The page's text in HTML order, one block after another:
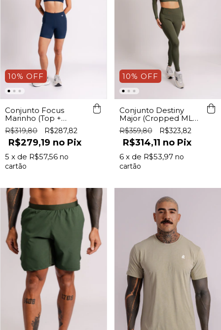
10% OFF
Conjunto Focus
Marinho (Top +
Shorts)
R$319,80 R$287,82
R$279,19 Pix
5 x de R$57,56
10% OFF
Conjunto Destiny
Major (Cropped ML+
Legging c/ Bolso)
R$359,80 R$323,82
R$314,11 Pix
6 x de R$53,97